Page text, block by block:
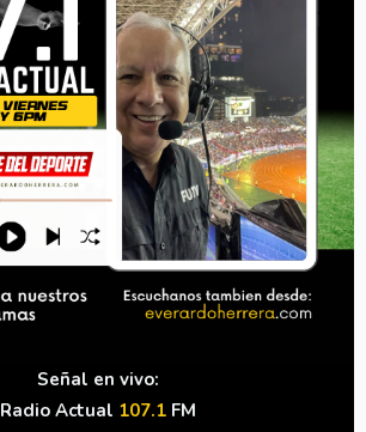
Señal en vivo:
Radio Actual 107.1 FM